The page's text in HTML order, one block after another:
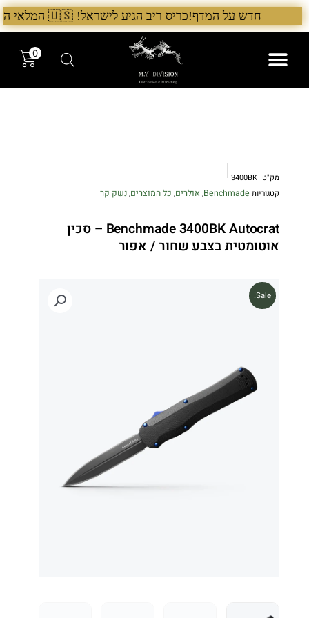
דילוג
לתוכן חדש על המדף!כריס ריב הגיע לישראל! 🇺🇸 המלאי הראשון בארץ – עכשיו אצל היבואן הבלעדי לרגל ההשקה, 5% הנחה על כל מוצרי Chris Reeve לזמן מוגבל. בנוסף, הגיע גם מלאי חדש של Benchmade ו־Microtech. לרכישה עכשיו›. >
0
מק"ט 3400BK
קטגוריות Benchmade
, אולרים, כל המוצרים,נשק קר
Benchmade 3400BK Autocrat – סכין
אוטומטית בצבע שחור / אפור
Sale!